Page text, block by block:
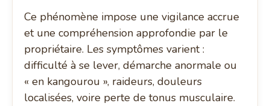
Ce phénomène impose une vigilance accrue
et une compréhension approfondie par le
propriétaire. Les symptômes varient :
difficulté à se lever, démarche anormale ou
« en kangourou », raideurs, douleurs
localisées, voire perte de tonus musculaire.